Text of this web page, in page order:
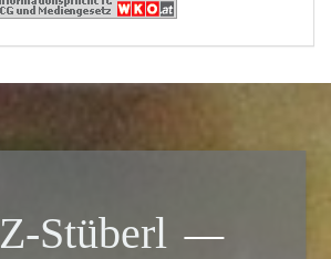
Z-Stüberl